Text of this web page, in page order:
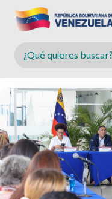
Buscar en MINCYT